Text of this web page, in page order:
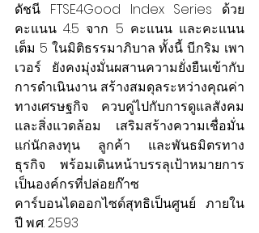
ดัชนี FTSE4Good Index Series ด้วย
คะแนน 4.5 จาก 5 คะแนน และคะแนน
เต็ม 5 ในมิติธรรมาภิบาล ทั้งนี้ บี.กริม เพา
เวอร์ ยังคงมุ่งมั่นผสานความยั่งยืนเข้ากับ
การดำเนินงาน สร้างสมดุลระหว่างคุณค่า
ทางเศรษฐกิจ ควบคู่ไปกับการดูแลสังคม
และสิ่งแวดล้อม เสริมสร้างความเชื่อมั่น
แก่นักลงทุน ลูกค้า และพันธมิตรทาง
ธุรกิจ พร้อมเดินหน้าบรรลุเป้าหมายการ
เป็นองค์กรที่ปล่อยก๊าซ
คาร์บอนไดออกไซด์สุทธิเป็นศูนย์ ภายใน
ปี พ.ศ. 2593